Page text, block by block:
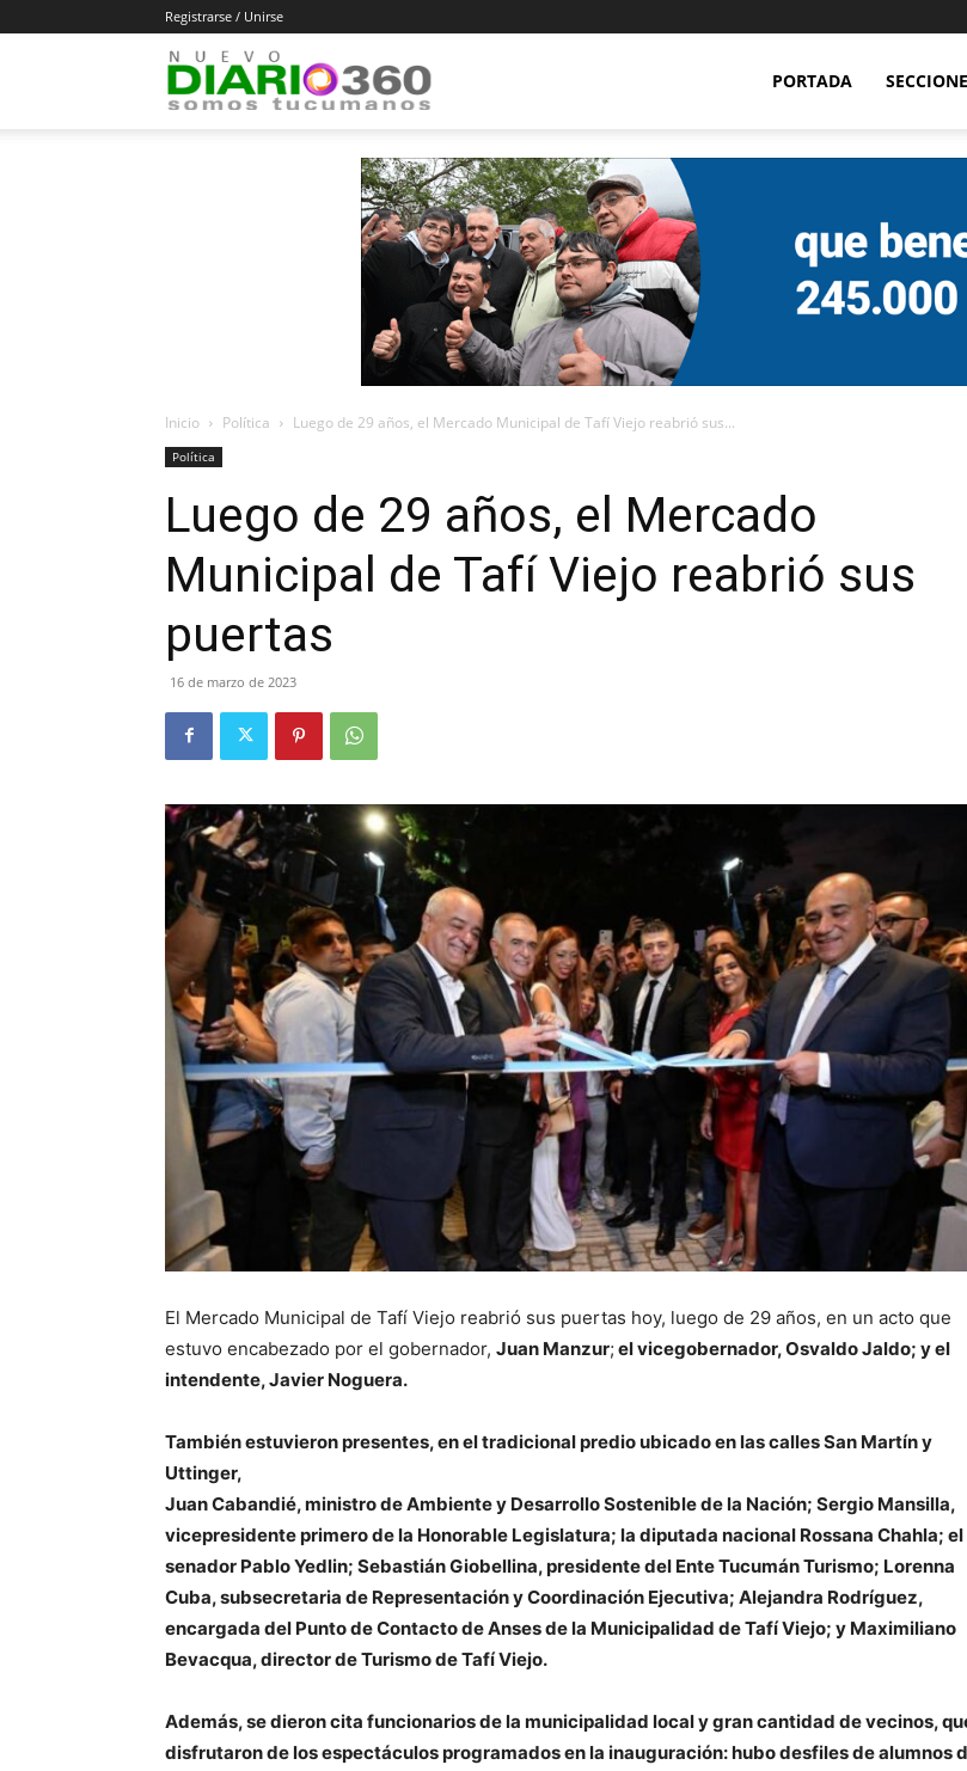
Registrarse / Unirse
Diario
360
PORTADA
Inicio Política Luego de 29 años, el Mercado Municipal de Tafí Viejo reabrió sus...
Política
Luego de 29 años, el Mercado
Municipal de Tafí Viejo reabrió sus
puertas
16 de marzo de 2023
El Mercado Municipal de Tafí Viejo reabrió sus puertas hoy, luego de 29 años, en un acto que
estuvo encabezado por el gobernador, Juan Manzur; el vicegobernador,OsvaldoJaldo; y el
intendente,Javier Noguera.
También estuvieron presentes, en el tradicional predio ubicado en las calles San Martín y
Uttinger,
JuanCabandié, ministro de Ambiente y Desarrollo Sostenible de la Nación; Sergio Mansilla,
vicepresidente primero de la Honorable Legislatura; la diputada nacional Rossana Chahla; el
senador PabloYedlin; SebastiánGiobellina, presidente del Ente Tucumán Turismo; Lorenna
Cuba, subsecretaria de Representación y Coordinación Ejecutiva; Alejandra Rodríguez,
encargada del Punto de Contacto de Anses de la Municipalidad de Tafí Viejo; y Maximiliano
Bevacqua, director de Turismo de Tafí Viejo.
Además, se dieron cita funcionarios de la municipalidad local y gran cantidad de vecinos,
disfrutaron de los espectáculos programados en la inauguración: hubo desfiles de alumnos